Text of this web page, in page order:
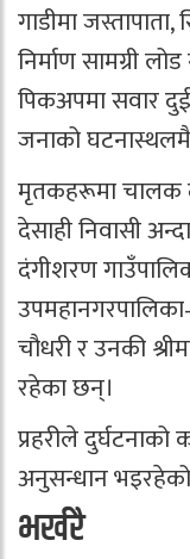
गाडीमा
निर्माण सामग्री
पिकअपमा सवार
जनाको
मृतकहरूमा चालक
देसाही निवासी
दंगीशरण
चौधरी र उनकी
रहेका छन्।
प्रहरीले
अनुसन्धान
भर्खरै